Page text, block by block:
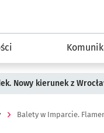
Nowy kierunek z
Balety w Imparcie.